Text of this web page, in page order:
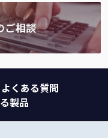
よくある質問
製品